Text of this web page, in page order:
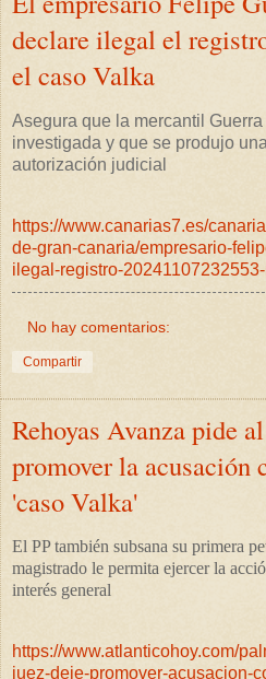
declare ilegal el
el caso Valka
Asegura que la mercantil
investigada y que se produjo
autorización judicial
https://www.canarias7.es/
de-gran-canaria/empresario-
ilegal-registro-20241107232553-
No hay comentarios:
Compartir
Rehoyas Avanza pide
promover la acusación
'caso Valka'
El PP también subsana su primera
magistrado le permita ejercer la
interés general
https://www.atlanticohoy.com/
juez-deje-promover-acusacion-